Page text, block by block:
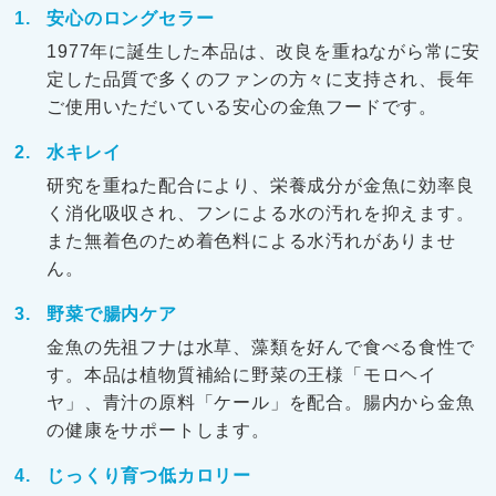
安心のロングセラー
1977年に誕生した本品は、改良を重ねながら常に安
定した品質で多くのファンの方々に支持され、長年
ご使用いただいている安心の金魚フードです。
水キレイ
研究を重ねた配合により、栄養成分が金魚に効率良
く消化吸収され、フンによる水の汚れを抑えます。
また無着色のため着色料による水汚れがありませ
ん。
野菜で腸内ケア
金魚の先祖フナは水草、藻類を好んで食べる食性で
す。本品は植物質補給に野菜の王様「モロヘイ
ヤ」、青汁の原料「ケール」を配合。腸内から金魚
の健康をサポートします。
じっくり育つ低カロリー